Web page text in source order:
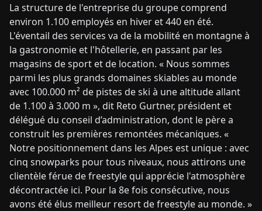
La structure de l'entreprise du groupe comprend
environ 1.100 employés en hiver et 440 en été.
L'éventail des services va de la mobilité en montagne à
la gastronomie et l'hôtellerie, en passant par les
magasins de sport et de location. « Nous sommes
parmi les plus grands domaines skiables au monde
avec 100.000 m² de pistes de ski à une altitude allant
de 1.100 à 3.000 m », dit Reto Gurtner, président et
délégué du conseil d’administration, dont le père a
construit les premières remontées mécaniques. «
Notre positionnement dans les Alpes est unique : avec
cinq snowparks pour tous niveaux, nous attirons une
clientèle férue de freestyle qui apprécie l'atmosphère
décontractée ici. Pour la 8e fois consécutive, nous
avons été élus meilleur resort de freestyle au monde. »